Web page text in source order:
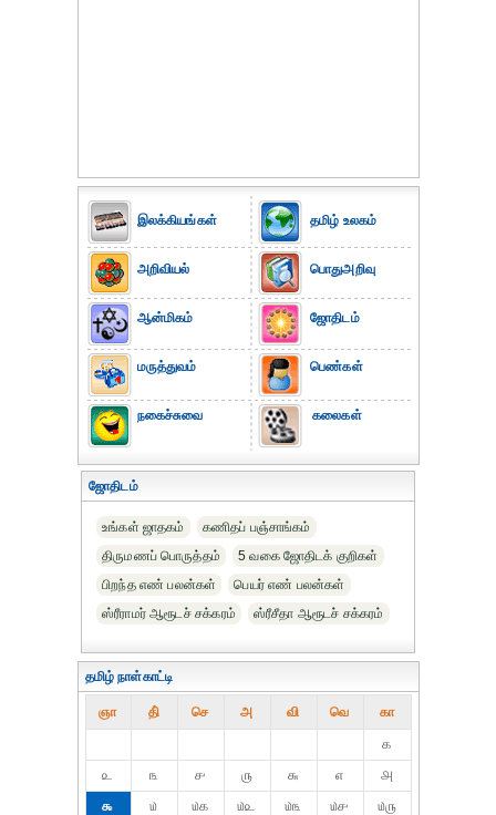
இலக்கியங்கள்
அறிவியல்
ஆன்மிகம்
மருத்துவம்
நகைச்சுவை
தமிழ் உலகம்
பொதுஅறிவு
ஜோதிடம்
பெண்கள்
கலைகள்
ஜோதிடம்
உங்கள் ஜாதகம்
கணிதப் பஞ்சாங்கம்
திருமணப் பொருத்தம்
5 வகை ஜோதிடக் குறிகள்
பிறந்த எண் பலன்கள்
பெயர் எண் பலன்கள்
ஸ்ரீராமர் ஆரூடச் சக்கரம்
ஸ்ரீசீதா ஆரூடச் சக்கரம்
தமிழ் நாள்காட்டி
ஞா தி் செ அ வி வெ கா
௧
௨
௩ ௪ ௫ ௬ ௭
௮
௯
௰ ௰௧ ௰௨ ௰௩ ௰௪
௰௫